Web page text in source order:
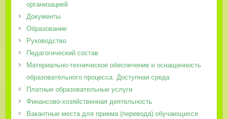
организацией
Документы
Образование
Руководство
Педагогический состав
Материально-техническое обеспечение и оснащенность
образовательного процесса. Доступная среда
Платные образовательные услуги
Финансово-хозяйственная деятельность
Вакантные места для приема (перевода) обучающихся